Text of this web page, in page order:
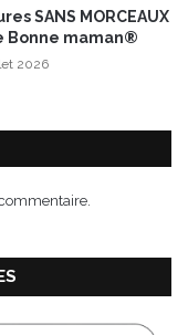
SANS MORCEAUX
Bonne maman®
2026